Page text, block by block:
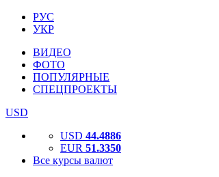
РУС
УКР
ВИДЕО
ФОТО
ПОПУЛЯРНЫЕ
СПЕЦПРОЕКТЫ
USD
USD 44.4886
EUR 51.3350
Все курсы валют